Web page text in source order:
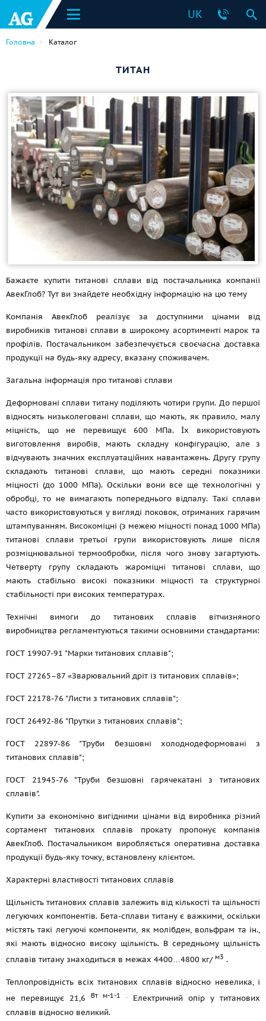
UK
Головна Каталог
ТИТАН
Бажаєте купити титанові сплави від постачальника компанії
АвекГлоб? Тут ви знайдете необхідну інформацію на цю тему
Компанія АвекГлоб реалізує за доступними цінами від
виробників титанові сплави в широкому асортименті марок та
профілів. Постачальником забезпечується своєчасна доставка
продукції на будь-яку адресу, вказану споживачем.
Загальна інформація про титанові сплави
Деформовані сплави титану поділяють чотири групи. До першої
відносять низьколеговані сплави, що мають, як правило, малу
міцність, що не перевищує 600 МПа. Їх використовують
виготовлення виробів, мають складну конфігурацію, але з
відчувають значних експлуатаційних навантажень. Другу групу
складають титанові сплави, що мають середні показники
міцності (до 1000 МПа). Оскільки вони все ще технологічні у
обробці, то не вимагають попереднього відпалу. Такі сплави
часто використовуються у вигляді поковок, отриманих гарячим
штампуванням. Високоміцні (з межею міцності понад 1000 МПа)
титанові сплави третьої групи використовують лише після
розміцнювальної термообробки, після чого знову загартують.
Четверту групу складають жароміцні титанові сплави, що
мають стабільно високі показники міцності та структурної
стабільності при високих температурах.
Технічні вимоги до титанових сплавів вітчизняного
виробництва регламентуються такими основними стандартами:
ГОСТ 19907-91 "Марки титанових сплавів";
ГОСТ 27265–87 «Зварювальний дріт із титанових сплавів»;
ГОСТ 22178-76 "Листи з титанових сплавів";
ГОСТ 26492-86 "Прутки з титанових сплавів";
ГОСТ 22897-86 "Труби безшовні холоднодеформовані з
титанових сплавів";
ГОСТ 21945-76 "Труби безшовні гарячекатані з титанових
сплавів".
Купити за економічно вигідними цінами від виробника різний
сортамент титанових сплавів прокату пропонує компанія
АвекГлоб. Постачальником виробляється оперативна доставка
продукції будь-яку точку, встановлену клієнтом.
Характерні властивості титанових сплавів
Щільність титанових сплавів залежить від кількості та щільності
легуючих компонентів. Бета-сплави титану є важкими, оскільки
містять такі легуючі компоненти, як молібден, вольфрам та ін.,
які мають відносно високу щільність. В середньому щільність
сплавів титану знаходиться в межах 4400…4800 кг/ м3 .
Теплопровідність всіх титанових сплавів відносно невелика, і
не перевищує 21,6
Вт м-1-1 .
Електричний опір у титанових
сплавів відносно великий.